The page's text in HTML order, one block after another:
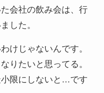
会社の飲み会は、行
した。
けじゃないんです。
りたいと思ってる。
限にしないと…です